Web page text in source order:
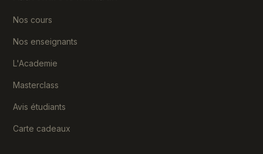
Nos cours
Nos enseignants
L'Academie
Masterclass
Avis étudiants
Carte cadeaux